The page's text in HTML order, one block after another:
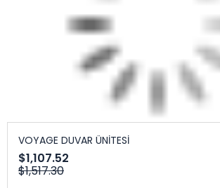
VOYAGE DUVAR ÜNİTESİ
$1,107.52
$1,517.30